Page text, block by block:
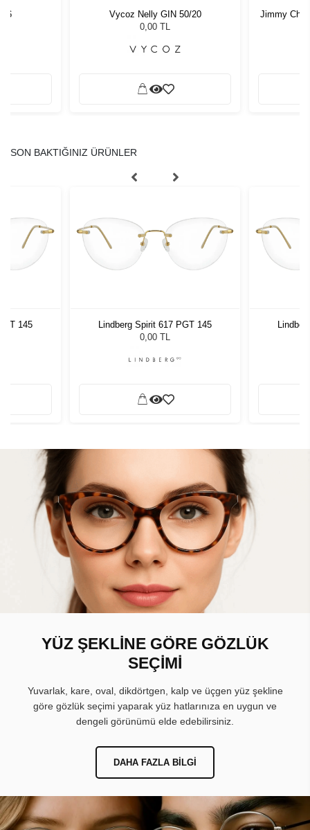
Vycoz Nelly GIN 50/20
0,00 TL
Jimmy
SON BAKTIĞINIZ ÜRÜNLER
145
Lindberg Spirit 617 PGT 145
0,00 TL
YÜZ ŞEKLİNE GÖRE GÖZLÜK
SEÇİMİ
Yuvarlak, kare, oval, dikdörtgen, kalp ve üçgen yüz şekline
göre gözlük seçimi yaparak yüz hatlarınıza en uygun ve
dengeli görünümü elde edebilirsiniz.
DAHA FAZLA BILGI